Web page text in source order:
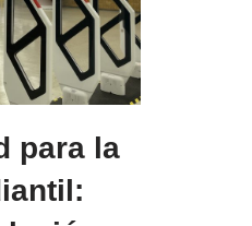
para la